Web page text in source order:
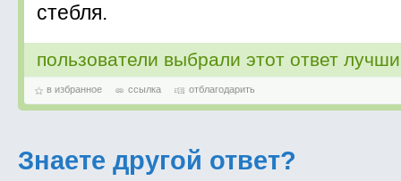
стебля.
пользователи выбрали этот ответ
в избранное ссылка отблагодарить
Знаете другой ответ?